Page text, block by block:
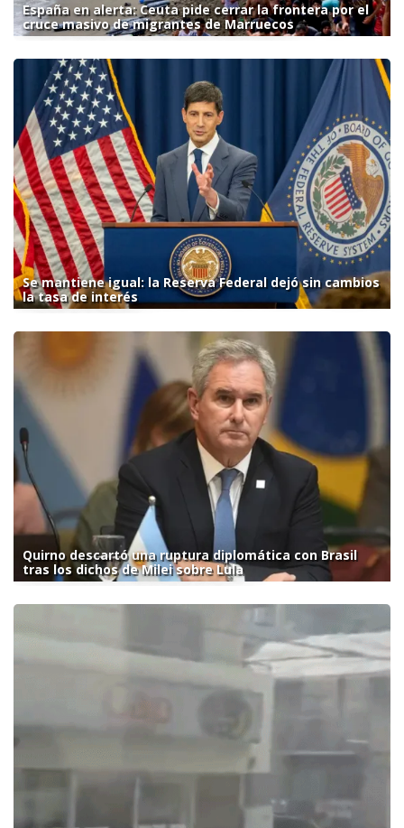
España en alerta: Ceuta pide cerrar la frontera por el
cruce masivo de migrantes de Marruecos
Se mantiene igual: la Reserva Federal dejó sin cambios
la tasa de interés
Quirno descartó una ruptura diplomática con Brasil
tras los dichos de Milei sobre Lula